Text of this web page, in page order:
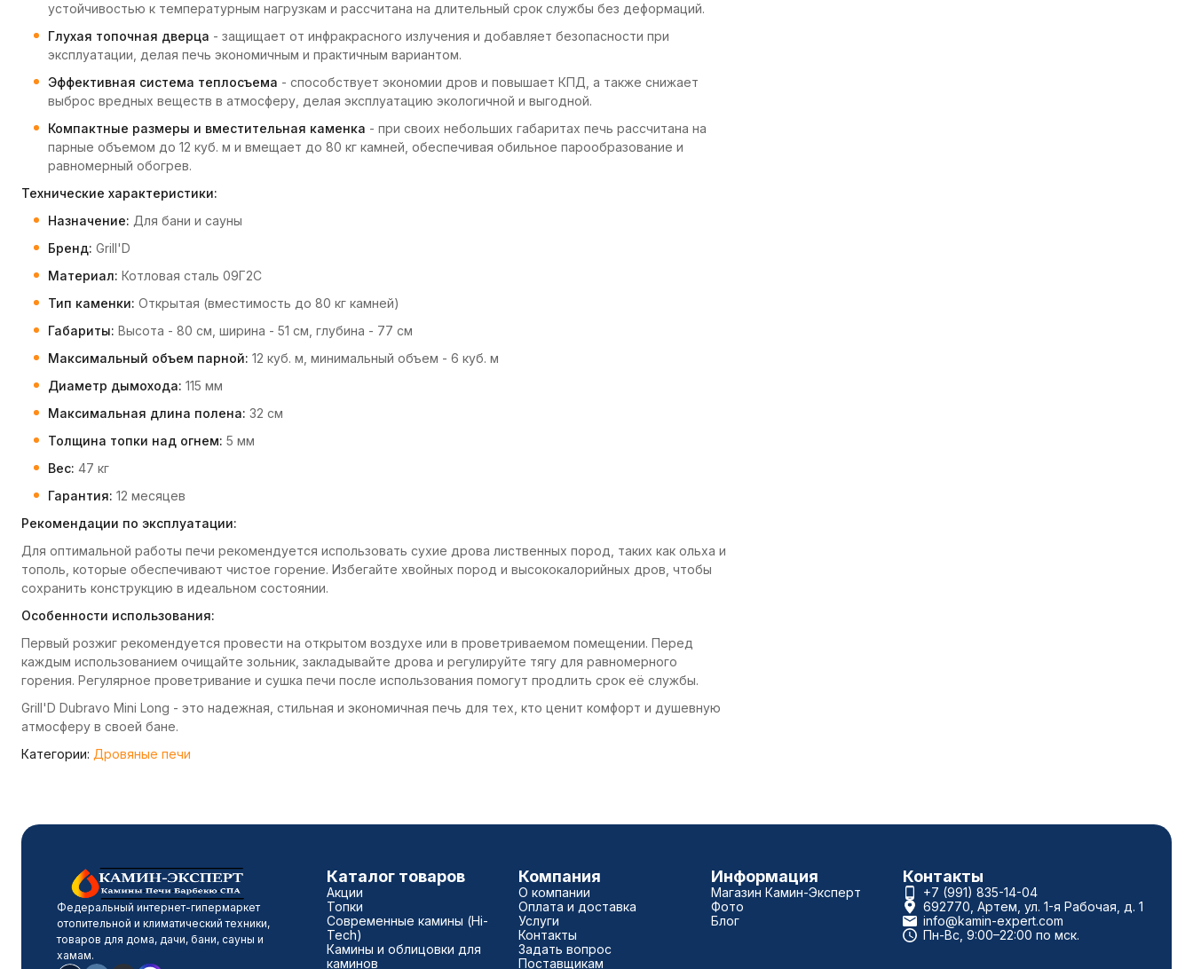
устойчивостью к температурным нагрузкам и рассчитана на длительный срок службы без деформаций.
Глухая топочная дверца - защищает от инфракрасного излучения и добавляет безопасности при
эксплуатации, делая печь экономичным и практичным вариантом.
Эффективная система теплосъема - способствует экономии дров и повышает КПД, а также снижает
выброс вредных веществ в атмосферу, делая эксплуатацию экологичной и выгодной.
Компактные размеры и вместительная каменка - при своих небольших габаритах печь рассчитана на
парные объемом до 12 куб. м и вмещает до 80 кг камней, обеспечивая обильное парообразование и
равномерный обогрев.
Технические характеристики:
Назначение: Для бани и сауны
Бренд: Grill'D
Материал: Котловая сталь 09Г2С
Тип каменки: Открытая (вместимость до 80 кг камней)
Габариты: Высота - 80 см, ширина - 51 см, глубина - 77 см
Максимальный объем парной: 12 куб. м, минимальный объем - 6 куб. м
Диаметр дымохода: 115 мм
Максимальная длина полена: 32 см
Толщина топки над огнем: 5 мм
Вес: 47 кг
Гарантия: 12 месяцев
Рекомендации по эксплуатации:
Для оптимальной работы печи рекомендуется использовать сухие дрова лиственных пород, таких как ольха и
тополь, которые обеспечивают чистое горение. Избегайте хвойных пород и высококалорийных дров, чтобы
сохранить конструкцию в идеальном состоянии.
Особенности использования:
Первый розжиг рекомендуется провести на открытом воздухе или в проветриваемом помещении. Перед
каждым использованием очищайте зольник, закладывайте дрова и регулируйте тягу для равномерного
горения. Регулярное проветривание и сушка печи после использования помогут продлить срок её службы.
Grill'D Dubravo Mini Long - это надежная, стильная и экономичная печь для тех, кто ценит комфорт и душевную
атмосферу в своей бане.
Категории: Дровяные печи
Федеральный интернет-гипермаркет
отопительной и климатический техники,
товаров для дома, дачи, бани, сауны и
хамам.
Каталог товаров
Акции
Топки
Современные камины (Hi-
Tech)
Камины и облицовки для
каминов
Компания
О компании
Оплата и доставка
Услуги
Контакты
Задать вопрос
Поставщикам
Информация
Магазин Камин-Эксперт
Фото
Блог
Контакты
+7 (991) 835-14-04
692770, Артем, ул. 1-я Рабочая, д. 1
info@kamin-expert.com
Пн-Вс, 9:00–22:00 по мск.